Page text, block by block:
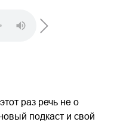
раз речь не о
подкаст и свой